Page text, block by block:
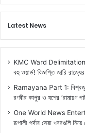
Latest News
KMC Ward Delimitation:
বহু ওয়ার্ড! বিজ্ঞপ্তি জারি
Ramayana Part 1: বিশ্বজুড়ে
রণবীর কাপুর ও যশের ‘রামায়ণ
One World News
রূপালী পর্দার সেরা খবরগুলি